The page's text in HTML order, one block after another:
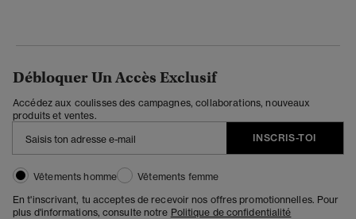
Débloquer Un Accès Exclusif
Accédez aux coulisses des campagnes, collaborations, nouveaux
produits et ventes.
INSCRIS-TOI
Vêtements homme
Vêtements femme
En t'inscrivant, tu acceptes de recevoir nos offres promotionnelles. Pour
plus d'informations, consulte notre Politique de confidentialité